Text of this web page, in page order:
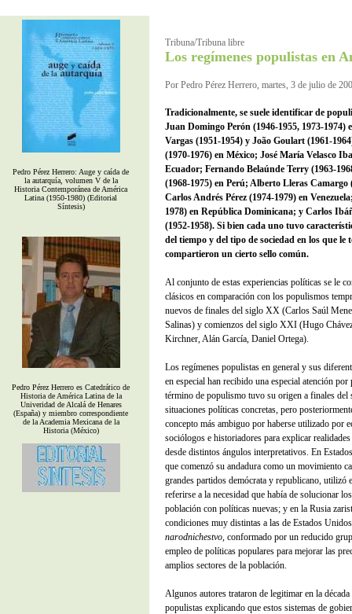
Pedro Pérez Herrero: Auge y caída de
la autarquía, volumen V de la
Historia Contemporánea de América
Latina (1950-1980) (Editorial
Síntesis)
Pedro Pérez Herrero es Catedrático de
Historia de América Latina de la
Univeridad de Alcalá de Henares
(España) y miembro correspondiente
de la Academia Mexicana de la
Historia (México)
Tribuna/Tribuna libre
Los regímenes populistas en
Por Pedro Pérez Herrero, martes, 3 de julio de
Tradicionalmente, se suele identificar de
Juan Domingo Perón (1946-1955, 1973-1974)
Vargas (1951-1954) y João Goulart (1961-
(1970-1976) en México; José María Velasco
Ecuador; Fernando Belaúnde Terry (1963-
(1968-1975) en Perú; Alberto Lleras Camargo
Carlos Andrés Pérez (1974-1979) en
1978) en República Dominicana; y Carlos
(1952-1958). Si bien cada uno tuvo
del tiempo y del tipo de sociedad en los que le
compartieron un cierto sello común.
Al conjunto de estas experiencias políticas se le
clásicos en comparación con los populismos
nuevos de finales del siglo XX (Carlos Saúl
Salinas) y comienzos del siglo XXI (Hugo
Kirchner, Alán García, Daniel Ortega).
Los regímenes populistas en general y sus
en especial han recibido una especial atención
término de populismo tuvo su origen a finales
situaciones políticas concretas, pero
concepto más ambiguo por haberse utilizado por
sociólogos e historiadores para explicar
desde distintos ángulos interpretativos. En
que comenzó su andadura como un movimiento
grandes partidos demócrata y republicano, utilizó
referirse a la necesidad que había de solucionar
población con políticas nuevas; y en la Rusia
condiciones muy distintas a las de Estados
narodnichestvo, conformado por un reducido
empleo de políticas populares para mejorar las
amplios sectores de la población.
Algunos autores trataron de legitimar en la
populistas explicando que estos sistemas de